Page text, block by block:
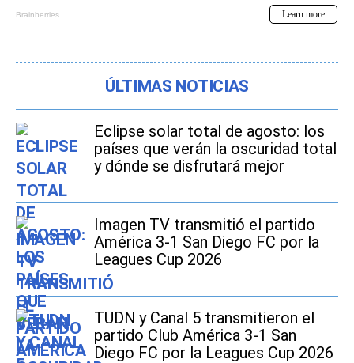
ÚLTIMAS NOTICIAS
Eclipse solar total de agosto: los
países que verán la oscuridad total
y dónde se disfrutará mejor
Imagen TV transmitió el partido
América 3-1 San Diego FC por la
Leagues Cup 2026
TUDN y Canal 5 transmitieron el
partido Club América 3-1 San
Diego FC por la Leagues Cup 2026